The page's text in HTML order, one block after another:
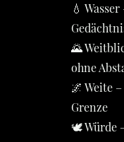
💧
🌄
ohne
🌌 Weite
Grenze
🕊️ Würde